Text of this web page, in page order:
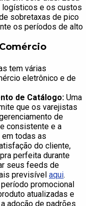
logísticos e os custos
sobretaxas de pico
os períodos de alto
tem várias
eletrônico e de
de Catálogo: Uma
que os varejistas
de
consistente e a
todas as
do cliente,
perfeita durante
seus feeds de
previsível aqui.
promocional
atualizadas e
adoção de padrões